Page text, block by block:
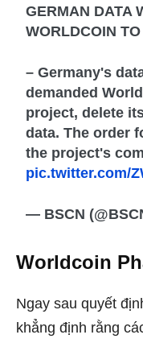
GERMAN DATA
WORLDCOIN
– Germany's
demanded
project, delete
data. The order
the project's
pic.twitter.com/
— BSCN
Worldcoin
Ngay sau quyết
khẳng định rằng